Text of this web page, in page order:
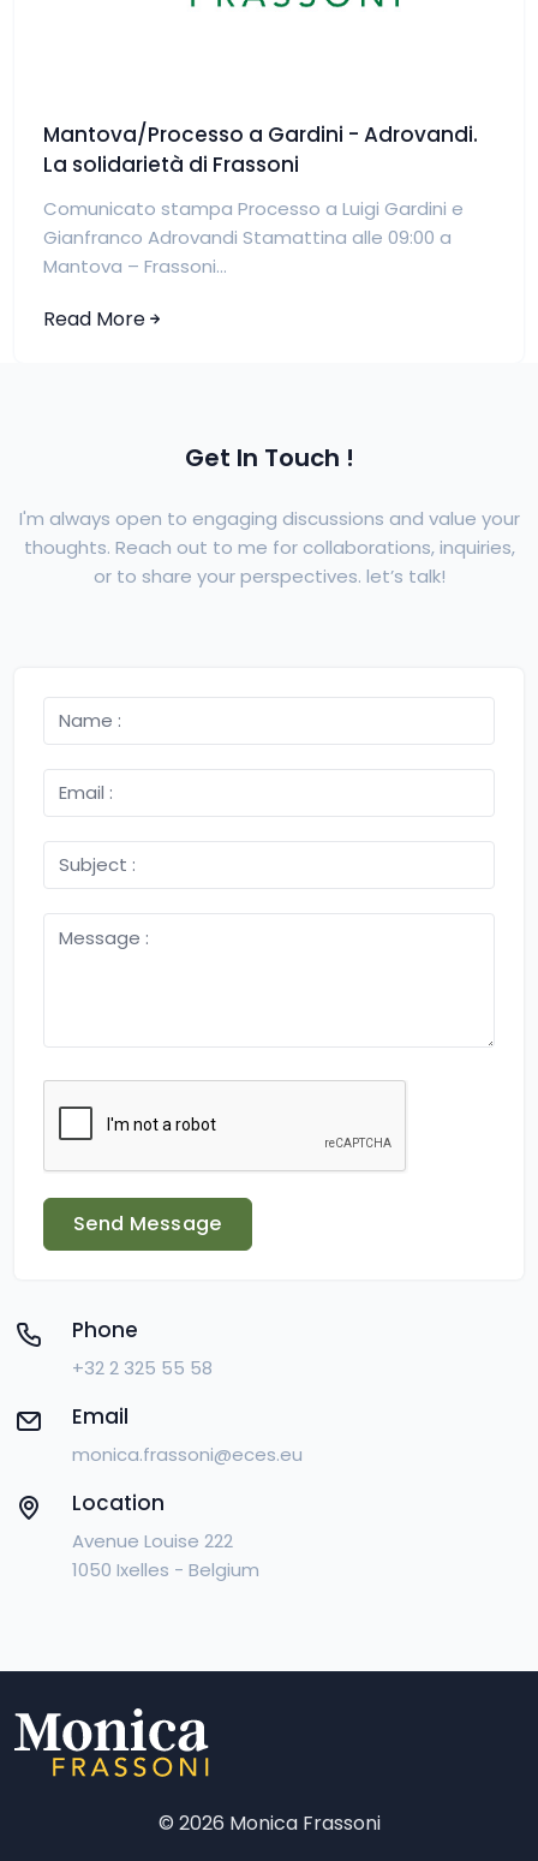
Mantova/Processo a Gardini - Adrovandi.
La solidarietà di Frassoni
Comunicato stampa Processo a Luigi Gardini e
Gianfranco Adrovandi Stamattina alle 09:00 a
Mantova – Frassoni...
Read More
Get In Touch !
I'm always open to engaging discussions and value your
thoughts. Reach out to me for collaborations, inquiries,
or to share your perspectives. let’s talk!
Send Message
Phone
+32 2 325 55 58
Email
monica.frassoni@eces.eu
Location
Avenue Louise 222
1050 Ixelles - Belgium
© 2026 Monica Frassoni